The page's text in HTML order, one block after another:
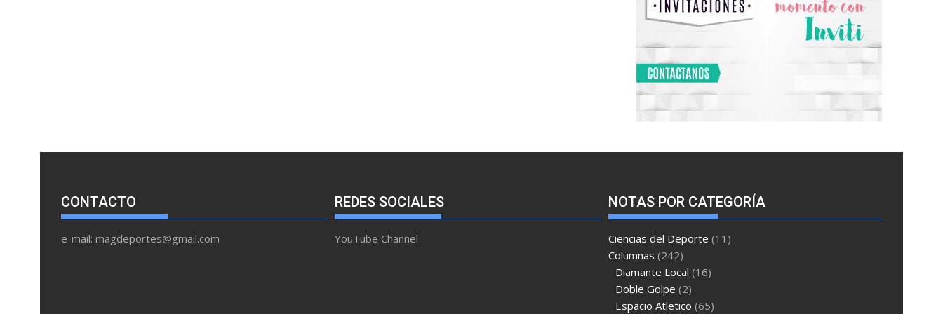
CONTACTO
e-mail: magdeportes@gmail.com
REDES SOCIALES
YouTube Channel
NOTAS POR CATEGORÍA
Ciencias del Deporte (11)
Columnas (242)
Diamante Local (16)
Doble Golpe (2)
Espacio Atletico (65)